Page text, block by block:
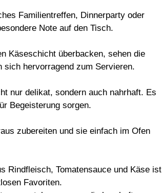
Familientreffen, Dinnerparty oder
Note auf den Tisch.
Käseschicht überbacken, sehen die
sich hervorragend zum Servieren.
nur delikat, sondern auch nahrhaft. Es
Begeisterung sorgen.
zubereiten und sie einfach im Ofen
Rindfleisch, Tomatensauce und Käse ist
Favoriten.